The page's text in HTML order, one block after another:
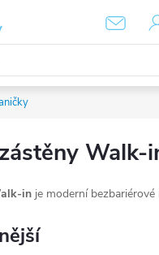
Walk-
in je moderní